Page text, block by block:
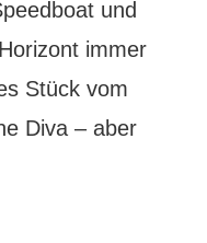
und
immer
Stück vom
Diva – aber